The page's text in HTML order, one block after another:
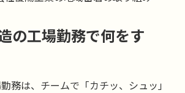
の工場勤務で何をす
務は、チームで「カチッ、シュッ」